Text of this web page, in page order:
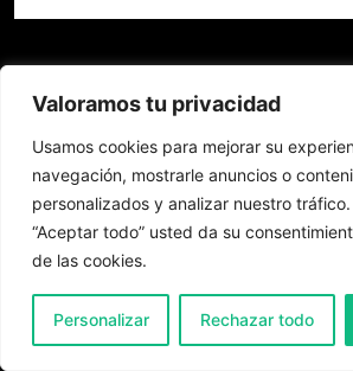
Valoramos tu privacidad
Usamos cookies para mejorar su
navegación, mostrarle anuncios o
personalizados y analizar nuestro
“Aceptar todo” usted da su
de las cookies.
Personalizar Rechazar todo